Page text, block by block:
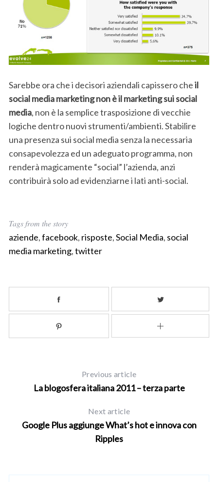
Sarebbe ora che i decisori aziendali capissero cheil
social media marketing non è il marketing sui social
media, non è la semplice trasposizione di vecchie
logiche dentro nuovi strumenti/ambienti. Stabilire
una presenza sui social media senza la necessaria
consapevolezza ed un adeguato programma, non
renderà magicamente “social” l’azienda, anzi
contribuirà solo ad evidenziarne i lati anti-social.
Tags from the story
aziende,facebook, risposte,Social Media, social
media marketing,twitter
Previous article
La blogosfera italiana 2011 – terza parte
Next article
Google Plus aggiunge What’s hot e innova con
Ripples
r
c
f
o
r